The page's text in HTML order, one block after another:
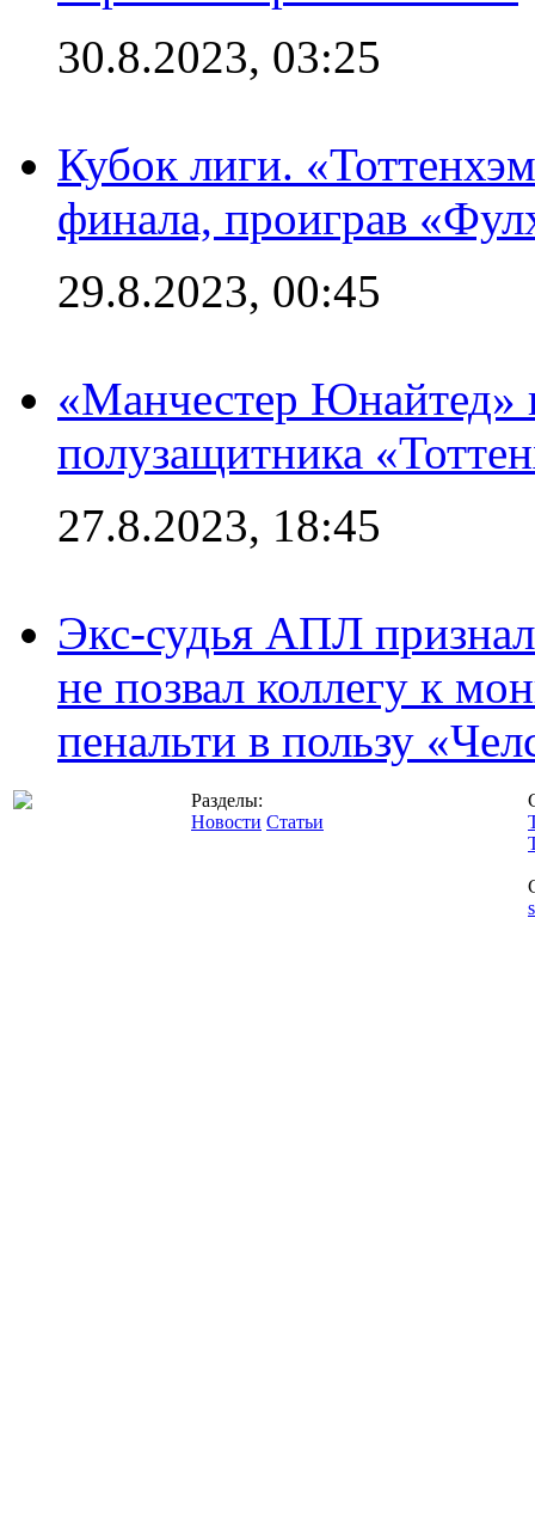
30.8.2023, 03:25
Кубок лиги.
финала, проиграв
29.8.2023, 00:45
«Манчестер Юнайтед»
полузащитника
27.8.2023, 18:45
Экс-судья АПЛ
не позвал коллегу к
пенальти в пользу
Разделы:
Новости Статьи